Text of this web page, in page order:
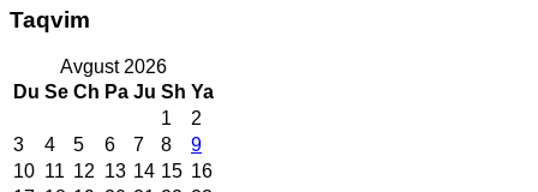
Taqvim
Avgust 2026
Du Se Ch Pa Ju Sh Ya
1
2
3
4 5 6 7 8
9
10 11 12 13 14 15 16